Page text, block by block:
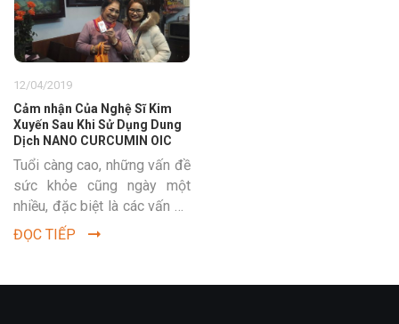
12/04/2019
Cảm nhận Của Nghệ Sĩ Kim
Xuyến Sau Khi Sử Dụng Dung
Dịch NANO CURCUMIN OIC
Tuổi càng cao, những vấn đề
sức khỏe cũng ngày một
nhiều, đặc biệt là các vấn đề
về tiêu hóa. Nhiều khi lịch
trình...
ĐỌC TIẾP